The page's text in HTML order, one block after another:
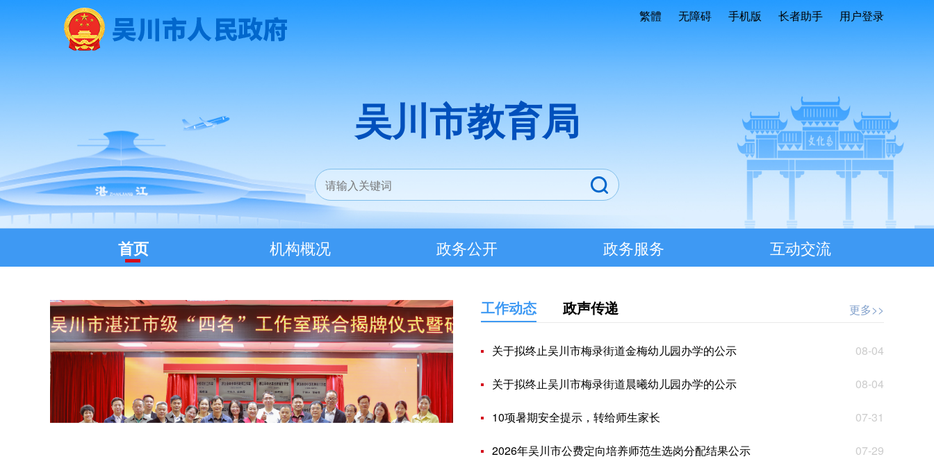
繁體 无障碍 手机版 长者助手 用户登录
吴川市教育局
首页 机构概况 政务公开 政务服务 互动交流
工作动态 政声传递 更多>>
关于拟终止吴川市梅录街道金梅幼儿园办学的公示 08-04
关于拟终止吴川市梅录街道晨曦幼儿园办学的公示 08-04
10项暑期安全提示，转给师生家长 07-31
2026年吴川市公费定向培养师范生选岗分配结果公示 07-29